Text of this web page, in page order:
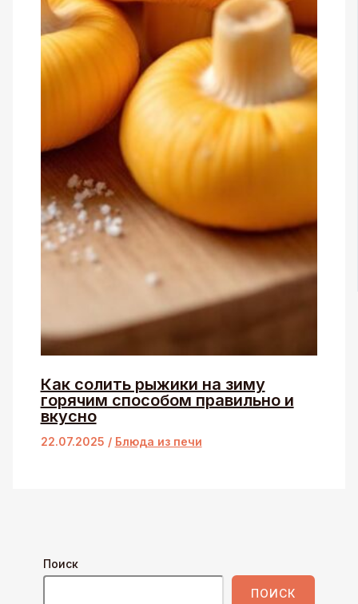
Как солить рыжики на зиму
горячим способом правильно и
вкусно
22.07.2025 / Блюда из печи
Поиск
ПОИСК